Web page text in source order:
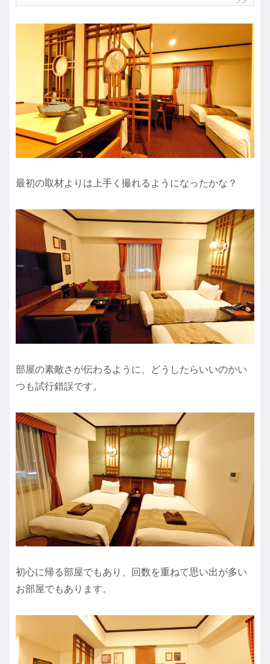
最初の取材よりは上手く撮れるようになったかな？
部屋の素敵さが伝わるように、どうしたらいいのかい
つも試行錯誤です。
初心に帰る部屋でもあり、回数を重ねて思い出が多い
お部屋でもあります。